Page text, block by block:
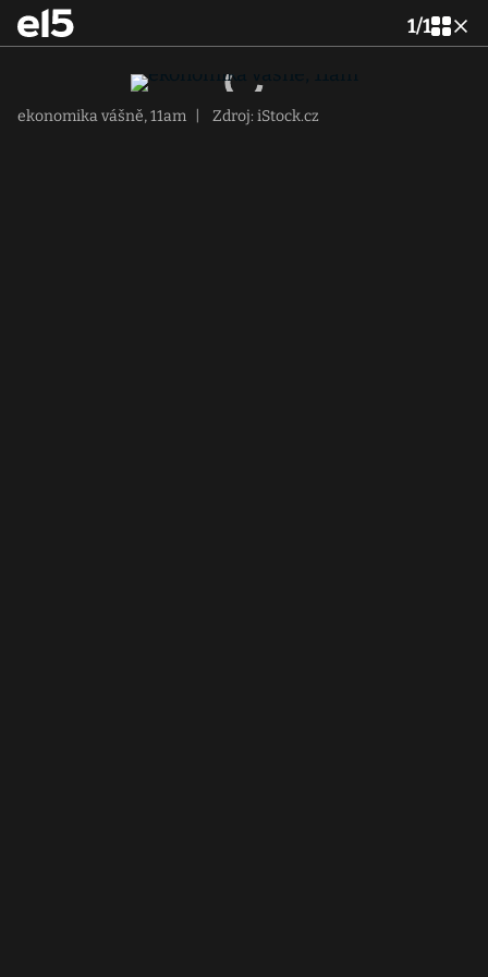
1/1
ekonomika vášně, 11am Zdroj: iStock.cz